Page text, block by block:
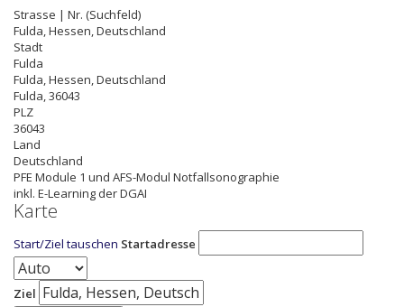
Strasse | Nr. (Suchfeld)
Fulda, Hessen, Deutschland
Stadt
Fulda
Fulda, Hessen, Deutschland
Fulda,36043
PLZ
36043
Land
Deutschland
PFE Module 1 und AFS-Modul Notfallsonographie
inkl. E-Learning der DGAI
Karte
Start/Ziel tauschen Startadresse
Ziel